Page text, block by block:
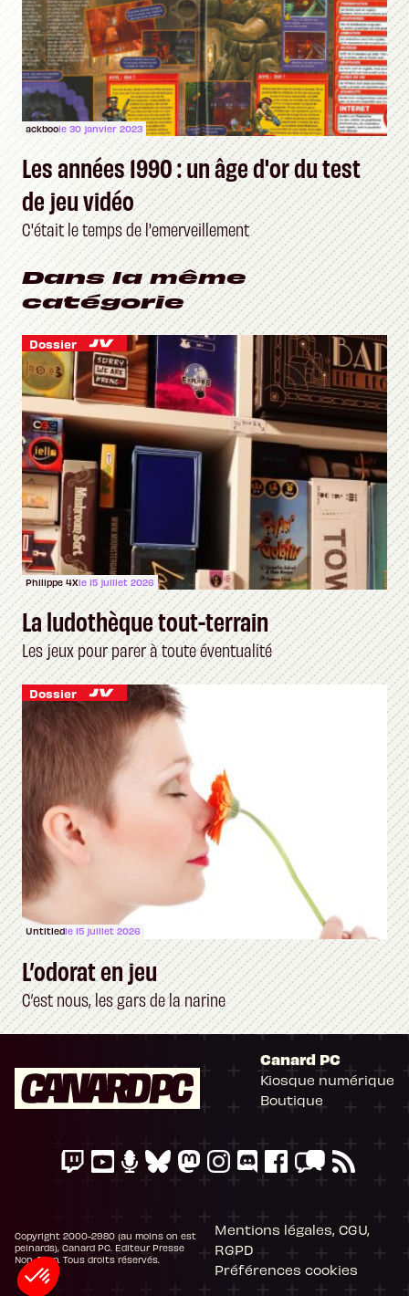
ackboole 30 janvier 2023
Les années 1990 : un âge d'or du test
de jeu vidéo
C'était le temps de l'emerveillement
Dans la même
catégorie
Dossier
Philippe 4Xle 15 juillet 2026
La ludothèque tout-terrain
Les jeux pour parer à toute éventualité
Dossier
Untitledle 15 juillet 2026
L’odorat en jeu
C’est nous, les gars de la narine
Canard PC
Kiosque numérique
Boutique
Copyright 2000-2980 (au moins on est
peinards), Canard PC. Editeur Presse
Non-Stop. Tous droits réservés.
Mentions légales, CGU,
RGPD
Préférences cookies